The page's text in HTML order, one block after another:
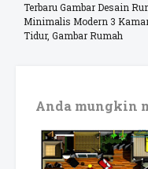
Terbaru Gambar Desain
Minimalis Modern 3
Tidur, Gambar Rumah
Anda mungkin